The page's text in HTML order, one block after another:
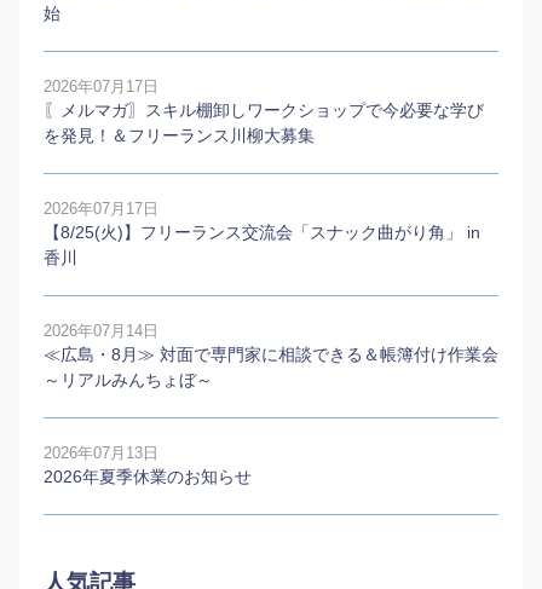
始
2026年07月17日
〖メルマガ〗スキル棚卸しワークショップで今必要な学び
を発見！＆フリーランス川柳大募集
2026年07月17日
【8/25(火)】フリーランス交流会「スナック曲がり角」 in
香川
2026年07月14日
≪広島・8月≫ 対面で専門家に相談できる＆帳簿付け作業会
～リアルみんちょぼ～
2026年07月13日
2026年夏季休業のお知らせ
人気記事